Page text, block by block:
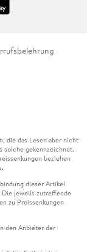
die das Lesen aber nicht
solche gekennzeichnet.
beziehen
dieser Artikel
Die jeweils zutreffende
zu Preissenkungen
den Anbieter der